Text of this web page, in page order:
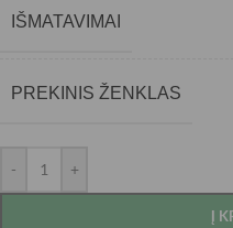
IŠMATAVIMAI
PREKINIS ŽENKLAS
- +
Į